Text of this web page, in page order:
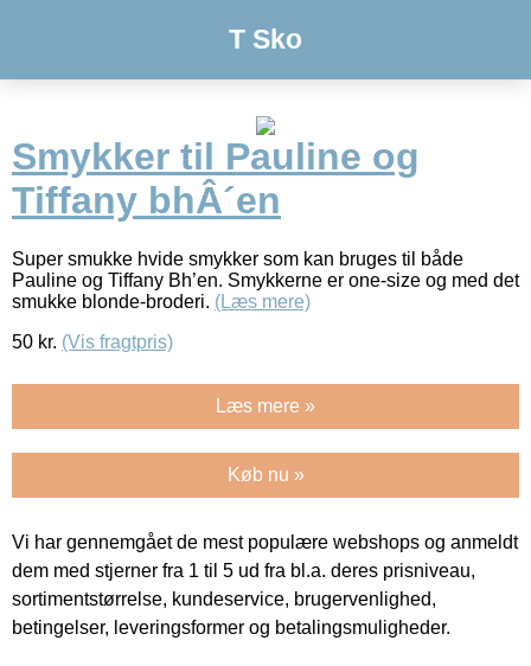
T Sko
Smykker til Pauline og
Tiffany bhÂ´en
Super smukke hvide smykker som kan bruges til både
Pauline og Tiffany Bh’en. Smykkerne er one-size og med det
smukke blonde-broderi. (Læs mere)
50 kr. (Vis fragtpris)
Læs mere »
Køb nu »
Vi har gennemgået de mest populære webshops og anmeldt
dem med stjerner fra 1 til 5 ud fra bl.a. deres prisniveau,
sortimentstørrelse, kundeservice, brugervenlighed,
betingelser, leveringsformer og betalingsmuligheder.